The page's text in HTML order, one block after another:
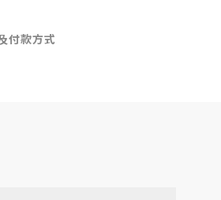
付款方式